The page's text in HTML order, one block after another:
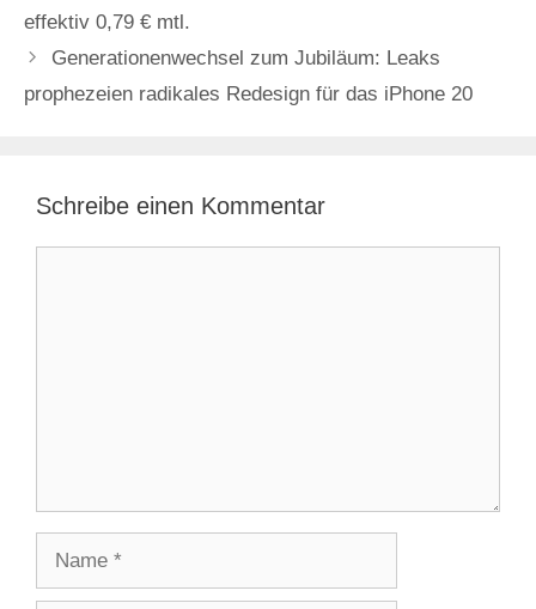
effektiv 0,79 € mtl.
Generationenwechsel zum Jubiläum: Leaks
prophezeien radikales Redesign für das iPhone 20
Schreibe einen Kommentar